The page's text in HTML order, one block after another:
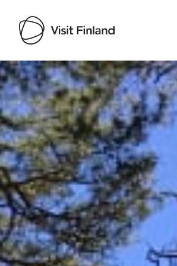
Visit